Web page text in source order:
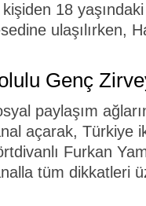
kişiden 18
ulaşılırken,
Genç
paylaşım
açarak, Türkiye
Furkan
tüm dikkatleri